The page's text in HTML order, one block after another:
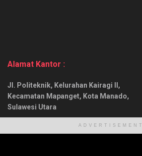
Alamat Kantor :
Jl. Politeknik, Kelurahan Kairagi II,
Kecamatan Mapanget, Kota Manado,
Sulawesi Utara
(0431) 7246837 (Kantor)
ADVERTISEMENT